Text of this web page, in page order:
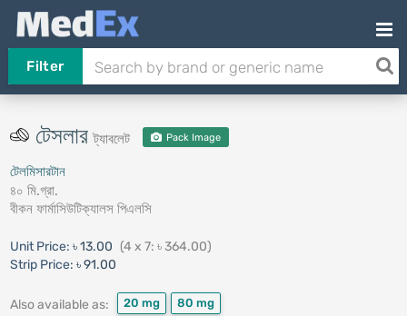
Filter
টেসলারট্যাবলেট Pack Image
টেলমিসারটান
৪০ মি.গ্রা.
বীকন ফার্মাসিউটিক্যালস পিএলসি
Unit Price: ৳ 13.00 (4 x 7: ৳ 364.00)
Strip Price: ৳ 91.00
Also available as: 20 mg 80 mg